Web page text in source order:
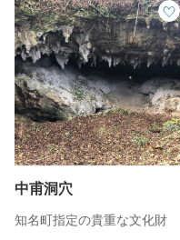
中甫洞穴
知名町指定の貴重な文化財